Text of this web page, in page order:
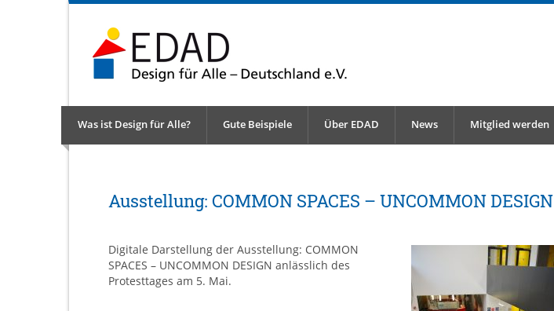
Was ist Design für Alle? Gute Beispiele Über EDAD News Mitglied werden
Ausstellung: COMMON SPACES – UNCOMMON DESIGN
Digitale Darstellung der Ausstellung: COMMON
SPACES – UNCOMMON DESIGN anlässlich des
Protesttages am 5. Mai.